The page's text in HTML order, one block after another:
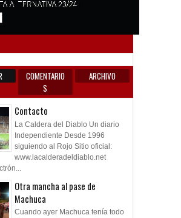
COMENTARIO
S
ARCHIVO
Contacto
La Caldera del Diablo Un diario
Independiente Desde 1996
siguiendo al Rojo Sitio oficial:
www.lacalderadeldiablo.net
Otra mancha al pase de
Machuca
Cuando ayer Machuca tenía todo